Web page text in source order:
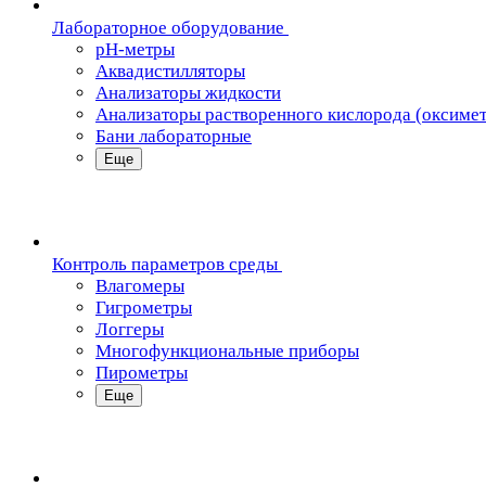
Лабораторное оборудование
pH-метры
Аквадистилляторы
Анализаторы жидкости
Анализаторы растворенного кислорода
Бани лабораторные
Еще
Контроль параметров среды
Влагомеры
Гигрометры
Логгеры
Многофункциональные приборы
Пирометры
Еще